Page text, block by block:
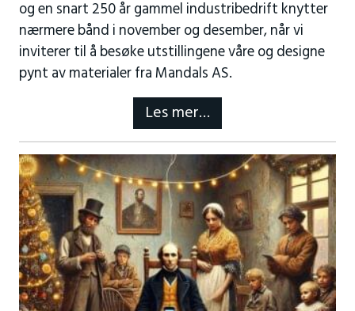
og en snart 250 år gammel industribedrift knytter
nærmere bånd i november og desember, når vi
inviterer til å besøke utstillingene våre og designe
pynt av materialer fra Mandals AS.
Les mer…